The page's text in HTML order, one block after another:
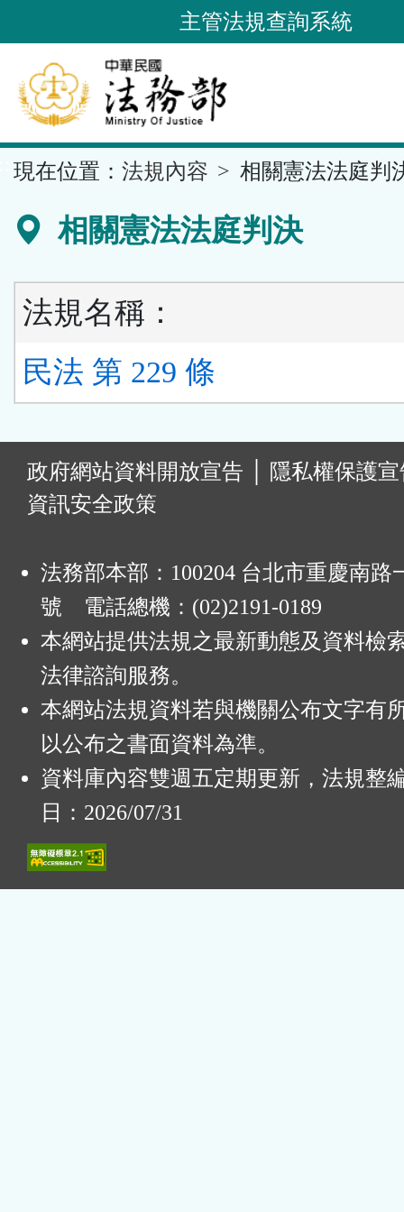
到
要
內
容
區
主管法規查詢系統
現在位置： 法規內容 相關憲法法庭判
相關憲法法庭判決
法規名稱：
民法 第 229 條
政府網站資料開放宣告
隱私權保護
資訊安全政策
法務部本部：100204 台北市重慶南路
號 電話總機：(02)2191-0189
本網站提供法規之最新動態及資料檢
法律諮詢服務。
本網站法規資料若與機關公布文字有
以公布之書面資料為準。
資料庫內容雙週五定期更新，法規整
日：2026/07/31